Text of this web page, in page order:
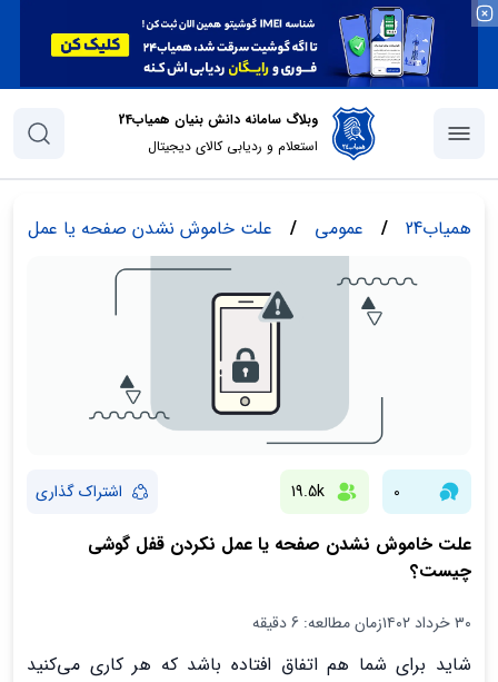
وبلاگ سامانه دانش بنیان همیاب24
استعلام و ردیابی کالای دیجیتال
همیاب24 / عمومی / علت خاموش نشدن صفحه یا عمل
0
19.5k اشتراک گذاری
علت خاموش نشدن صفحه یا عمل نکردن قفل گوشی
چیست؟
۳۰ خرداد ۱۴۰۲ زمان مطالعه: 6 دقیقه
شاید برای شما هم اتفاق افتاده باشد که هر کاری می‌کنید